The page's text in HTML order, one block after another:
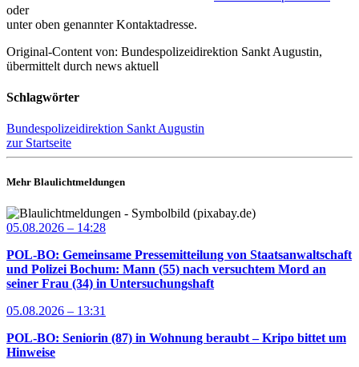
oder
unter oben genannter Kontaktadresse.
Original-Content von: Bundespolizeidirektion Sankt Augustin,
übermittelt durch news aktuell
Schlagwörter
Bundespolizeidirektion Sankt Augustin
zur Startseite
Mehr Blaulichtmeldungen
05.08.2026 – 14:28
POL-BO: Gemeinsame Pressemitteilung von Staatsanwaltschaft
und Polizei Bochum: Mann (55) nach versuchtem Mord an
seiner Frau (34) in Untersuchungshaft
05.08.2026 – 13:31
POL-BO: Seniorin (87) in Wohnung beraubt – Kripo bittet um
Hinweise